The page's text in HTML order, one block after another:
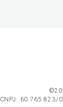
CNPJ: 60.765.823/